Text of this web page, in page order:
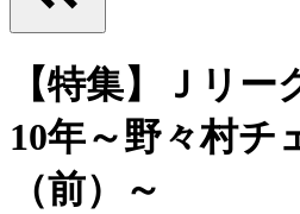
【特集】Ｊリ
10年～野々村チ
（前）～